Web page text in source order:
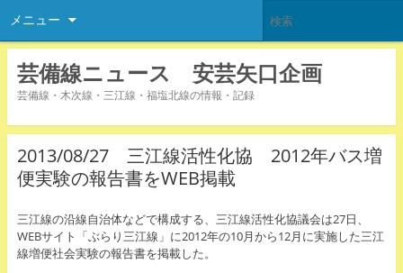
メニュー
芸備線ニュース 安芸矢口企画
芸備線・木次線・三江線・福塩北線の情報・記録
2013/08/27 三江線活性化協 2012年バス増
便実験の報告書をWEB掲載
三江線の沿線自治体などで構成する、三江線活性化協議会は27日、
WEBサイト「ぶらり三江線」に2012年の10月から12月に実施した三江
線増便社会実験の報告書を掲載した。